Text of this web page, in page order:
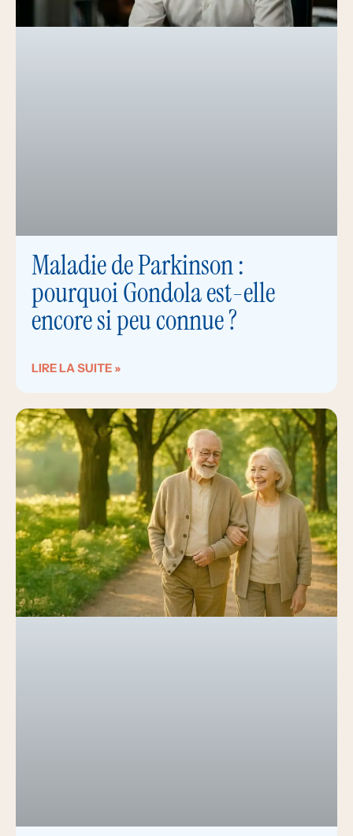
Maladie de Parkinson :
pourquoi Gondola est-elle
encore si peu connue ?
LIRE LA SUITE »